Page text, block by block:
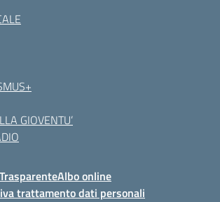
GIOVENTU’
Albo online
trattamento dati personali